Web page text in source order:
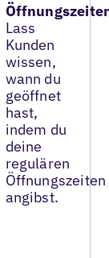
Lass
Kunden
wissen,
wann du
geöffnet
hast,
indem du
deine
regulären
Öffnungszeiten
angibst.